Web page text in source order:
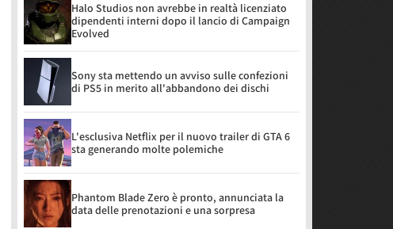
Halo Studios non avrebbe in realtà licenziato
dipendenti interni dopo il lancio di Campaign
Evolved
Sony sta mettendo un avviso sulle confezioni
di PS5 in merito all'abbandono dei dischi
L'esclusiva Netflix per il nuovo trailer di GTA 6
sta generando molte polemiche
Phantom Blade Zero è pronto, annunciata la
data delle prenotazioni e una sorpresa